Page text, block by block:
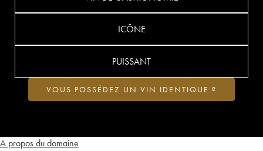
A propos du domaine
ICÔNE
PUISSANT
VOUS POSSÉDEZ UN VIN IDENTIQUE ?